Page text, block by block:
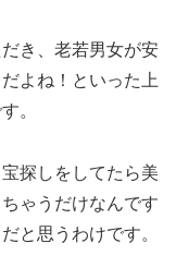
き、老若男女が安
よね！といった上
。
探しをしてたら美
ゃうだけなんです
と思うわけです。